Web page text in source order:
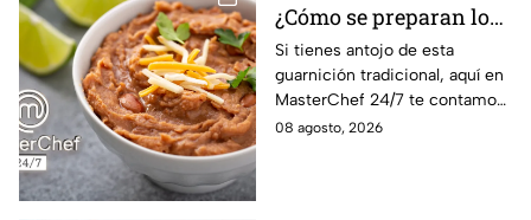
¿Cómo se preparan los
frijoles puercos estilo
Sonora?
Si tienes antojo de esta
guarnición tradicional, aquí en
MasterChef 24/7 te contamos
la receta.
08 agosto, 2026